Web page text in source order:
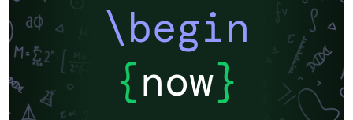
\begin
{now}